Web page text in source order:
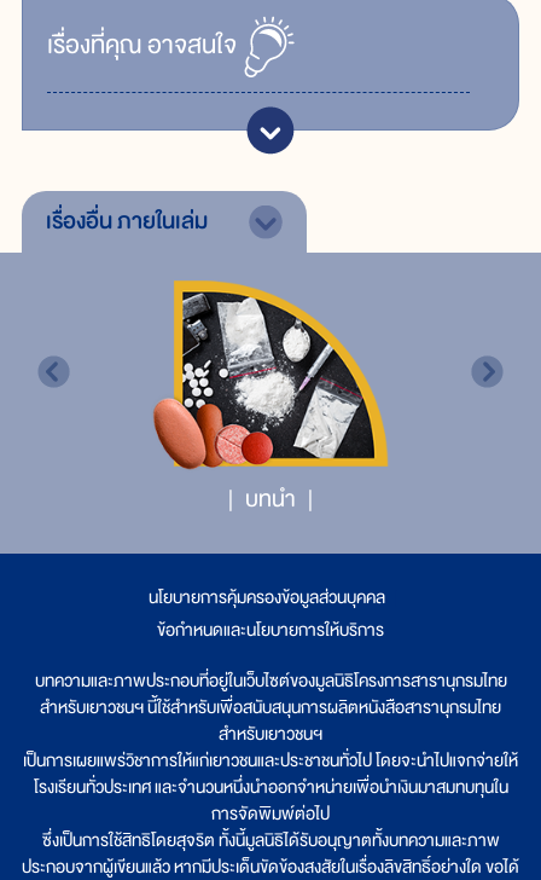
เรื่ิองที่คุณอาจสนใจ
เรื่องอื่นภายในเล่ม
บทนำ
นโยบายการคุ้มครองข้อมูลส่วนบุคคล
ข้อกำหนดและนโยบายการให้บริการ
บทความและภาพประกอบที่อยู่ในเว็บไซต์ของมูลนิธิโครงการสารานุกรมไทย
สำหรับเยาวชนฯ นี้ใช้สำหรับเพื่อสนับสนุนการผลิตหนังสือสารานุกรมไทย
สำหรับเยาวชนฯ
เป็นการเผยแพร่วิชาการให้แก่เยาวชนและประชาชนทั่วไป โดยจะนำไปแจกจ่ายให้
โรงเรียนทั่วประเทศ และจำนวนหนึ่งนำออกจำหน่ายเพื่อนำเงินมาสมทบทุนใน
การจัดพิมพ์ต่อไป
ซึ่งเป็นการใช้สิทธิโดยสุจริต ทั้งนี้มูลนิธิได้รับอนุญาตทั้งบทความและภาพ
ประกอบจากผู้เขียนแล้ว หากมีประเด็นขัดข้องสงสัยในเรื่องลิขสิทธิ์อย่างใด ขอได้